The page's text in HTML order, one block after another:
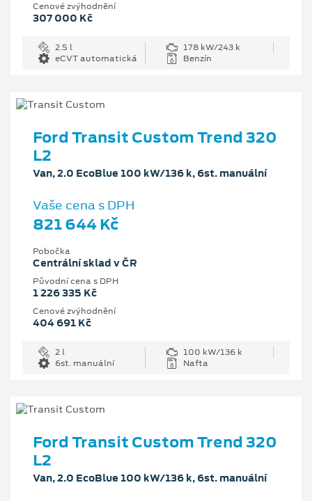
Cenové zvýhodnění
307 000 Kč
2.5 l
178 kW/243 k
eCVT automatická
Benzín
Ford Transit Custom Trend 320
L2
Van, 2.0 EcoBlue 100 kW/136 k, 6st. manuální
Vaše cena s DPH
821 644 Kč
Pobočka
Centrální sklad v ČR
Původní cena s DPH
1 226 335 Kč
Cenové zvýhodnění
404 691 Kč
2 l
100 kW/136 k
6st. manuální
Nafta
Ford Transit Custom Trend 320
L2
Van, 2.0 EcoBlue 100 kW/136 k, 6st. manuální